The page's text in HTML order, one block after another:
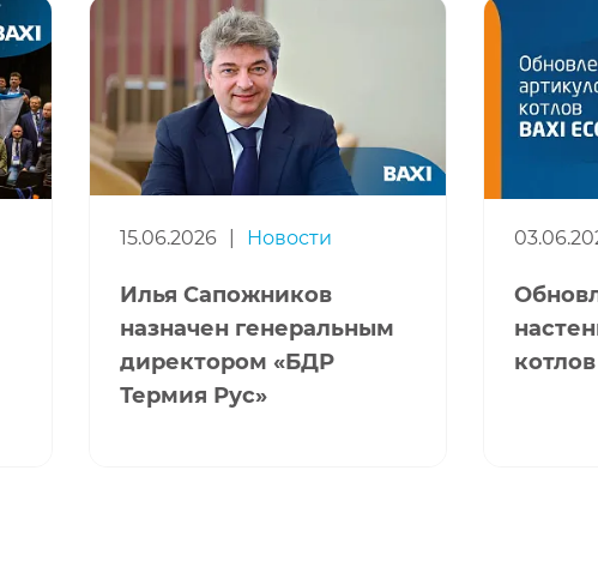
15.06.2026 Новости
Илья Сапожников
назначен генеральным
директором «БДР
Термия Рус»